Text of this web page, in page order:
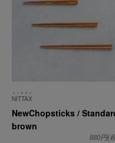
NITTAX
ニッタクス
NewChopsticks /
brown
880円(